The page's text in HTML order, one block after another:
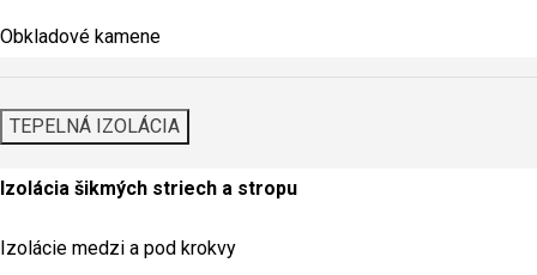
Obkladové kamene
TEPELNÁ IZOLÁCIA
Izolácia šikmých striech a stropu
Izolácie medzi a pod krokvy